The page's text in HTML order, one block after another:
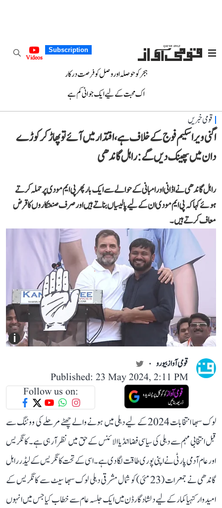
Subscription
Videos
ہجر کو حوصلہ اور وصل کو فرصت درکار
اک محبت کے لیے ایک جوانی کم ہے
قومی خبریں
اگنی ویر اسکیم فوج کے خلاف ہے، اقتدار میں آئے تو پھاڑ کر کوڑے
دان میں پھینک دیں گے: راہل گاندھی
راہل گاندھی نے اڈانی اور امبانی کے حوالے سے ایک بار پھر پی ایم مودی پر حملہ کرتے
ہوئے کہا کہ پی ایم مودی ان کے لیے پالیسیاں بناتے ہیں اور صرف صنعتکاروں کا قرض
معاف کرتے ہیں۔
i
قومی آواز بیورو
Published: 23 May 2024, 2:11 PM
Follow us on:
لوک سبھا انتخابات 2024 کے لیے دہلی میں ہونے والے چھٹے مرحلے کی ووٹنگ سے
قبل انتخابی مہم سے دہلی کی سیاسی فضا انڈیا الائنس کے حق میں نظر آ رہی ہے۔ کانگریس
اور عام آدمی پارٹی نے اپنی پوری طاقت لگا دی ہے۔ اسی کے تحت کانگریس کے لیڈر راہل
گاندھی نے جمعرات (23 مئی) کو شمال مشرقی دہلی لوک سبھا سیٹ سے کانگریس کے
امیدوار کنہیا کمار کے لیے دلشاد گارڈن میں ایک جلسہ عام سے خطاب کیا جس میں انہوں